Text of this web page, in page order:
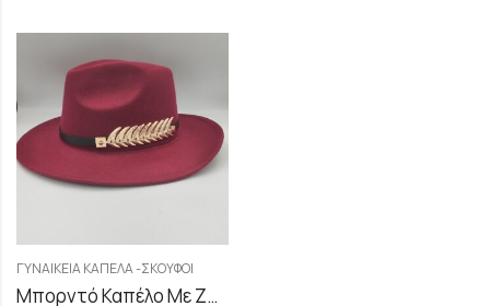
ΓΥΝΑΙΚΕΊΑ ΚΑΠΈΛΑ -ΣΚΟΎΦΟΙ
Μπορντό Καπέλο Με Ζωνάκι Σε Σχέδιο Φτερό